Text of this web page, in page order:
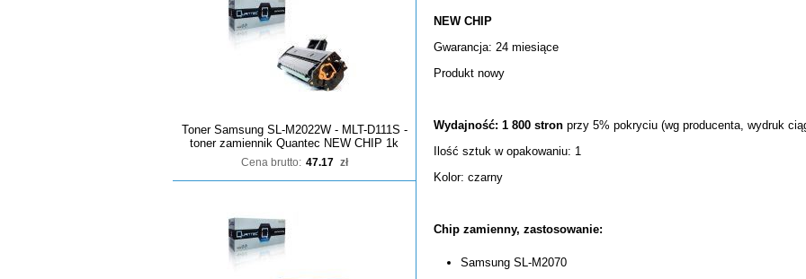
Toner Samsung SL-M2022W - MLT-D111S -
toner zamiennik Quantec NEW CHIP 1k
Cena brutto: 47.17 zł
NEW CHIP
Gwarancja: 24 miesiące
Produkt nowy
Wydajność: 1 800 stron przy 5% pokryciu (wg producenta, wydruk
Ilość sztuk w opakowaniu: 1
Kolor: czarny
Chip zamienny, zastosowanie:
Samsung SL-M2070